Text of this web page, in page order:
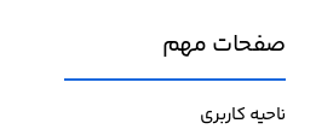
صفحات مهم
ناحیه کاربری